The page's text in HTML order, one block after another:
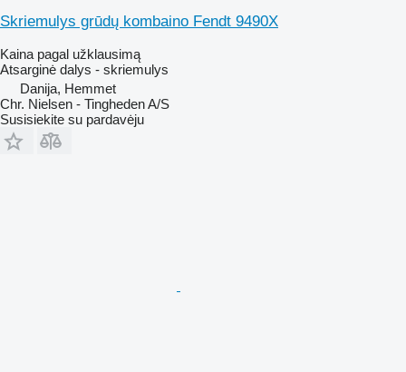
Skriemulys grūdų kombaino Fendt 9490X
Kaina pagal užklausimą
Atsarginė dalys - skriemulys
Danija, Hemmet
Chr. Nielsen - Tingheden A/S
Susisiekite su pardavėju